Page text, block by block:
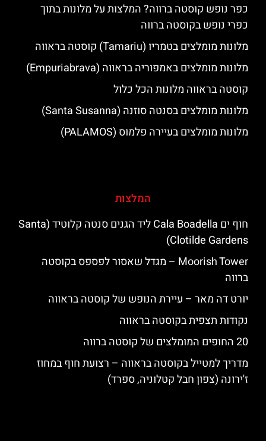
כפר נופש קוסטה ברווה? המלצות על מלונות בתוך
כפרי נופש בקוסטה ברווה
מלונות מומלצים בטמריו (Tamariu) קוסטה בראווה
מלונות מומלצים באמפוריה בראווה (Empuriabrava)
קוסטה בראווה מלונות הכל כלול
מלונות מומלצים בסנטה סוזנה (Santa Susanna)
מלונות מומלצים בעיירה פלמוס (PALAMOS)
המלצות
חוף ים Cala Boadella ליד הגנים סנטה קלוטיד (Santa
Clotilde Gardens)
‪‪Moorish Tower‬‬ – מגדל שאסור לפספס בקוסטה
ברווה
יורט דה מאר – עיירת הנופש של קוסטה בראווה
נקודות תצפית בקוסטה בראווה
20 החופים המומלצים של קוסטה ברווה
מדריך למטייל בקוסטה בראווה – רצועת חוף במחוז
ז'ירונה (צפון חבל קטלוניה, ספרד)